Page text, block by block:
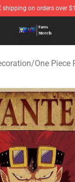
shipping on orders over
- Official One Piece
/One Piece